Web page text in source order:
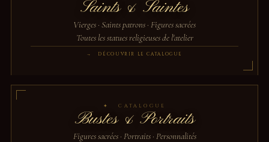
Saints & Saintes
Vierges · Saints patrons · Figures sacrées
Toutes les statues religieuses de l'atelier
→ DÉCOUVRIR LE CATALOGUE
✦ CATALOGUE
Bustes & Portraits
Figures sacrées · Portraits · Personnalités